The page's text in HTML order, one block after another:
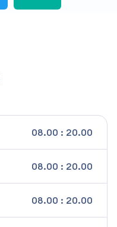
08.00 : 20.00
08.00 : 20.00
08.00 : 20.00